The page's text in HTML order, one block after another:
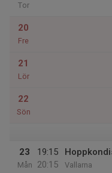
Tor
20
Fre
21
Lör
22
Sön
23
Mån
19:15
20:15
Vallarna